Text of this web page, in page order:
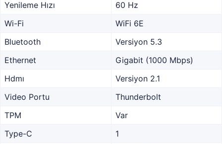
Yenileme Hızı
60 Hz
Wi-Fi
WiFi 6E
Bluetooth
Versiyon 5.3
Ethernet
Gigabit (1000 Mbps)
Hdmı
Versiyon 2.1
Video Portu
Thunderbolt
TPM
Var
Type-C
1